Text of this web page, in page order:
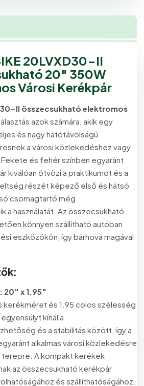
20LVXD30-II
20″ 350W
Városi Kerékpár
II összecsukható elektromos
azok számára, akik egy
és nagy hatótávolságú
a városi közlekedéshez vagy
és fehér színben egyaránt
kiválóan ötvözi a praktikumot és a
részét képező első és hátsó
csomagtartó még
a használatát. Az összecsukható
könnyen szállítható autóban
eszközökön, így bárhová magával
20″ x 1.95″
kerékméret és 1.95 colos szélesség
kínál a
és a stabilitás között, így a
alkalmas városi közlekedésre
terepre. A kompakt kerékek
az összecsukható kerékpár
és szállíthatóságához.